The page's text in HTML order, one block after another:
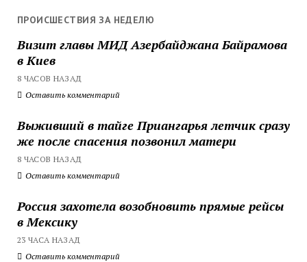
ПРОИСШЕСТВИЯ ЗА НЕДЕЛЮ
Визит главы МИД Азербайджана Байрамова
в Киев
8 ЧАСОВ НАЗАД
Оставить комментарий
Выживший в тайге Приангарья летчик сразу
же после спасения позвонил матери
8 ЧАСОВ НАЗАД
Оставить комментарий
Россия захотела возобновить прямые рейсы
в Мексику
23 ЧАСА НАЗАД
Оставить комментарий